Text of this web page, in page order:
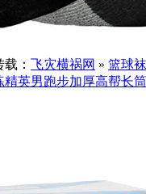
： 飞灾横祸网 » 篮球
精英男跑步加厚高帮长筒